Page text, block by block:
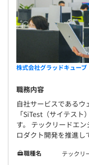
言語・フレームワー
PHP（CakePHP）
Beam）
DB：MySQL、BigQuery
インフラ・ミドルウ
Docker、Kubernetes
DockerやGCPなどを
を意識した開発をチ
半期ごとの目標設定
株式会社グラッドキューブ
職務内容
自社サービスである
「SiTest（サイテス
す。 テックリードエ
ロダクト開発を推進し
職種名
テックリ